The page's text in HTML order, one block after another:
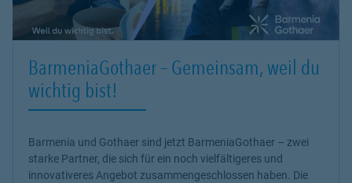
BarmeniaGothaer – Gemeinsam, weil du
wichtig bist!
Barmenia und Gothaer sind jetzt BarmeniaGothaer – zwei
starke Partner, die sich für ein noch vielfältigeres und
innovativeres Angebot zusammengeschlossen haben. Die